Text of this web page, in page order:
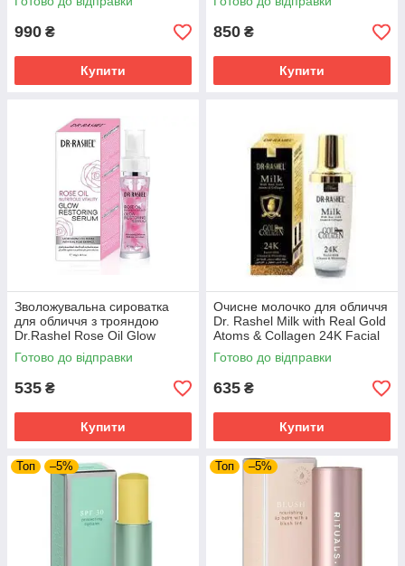
990 ₴
Купити
850 ₴
Купити
Зволожувальна сироватка
для обличчя з трояндою
Dr.Rashel Rose Oil Glow
Restoring Serum 40 мл
Готово до відправки
535 ₴
Купити
Очисне молочко для обличчя
Dr. Rashel Milk with Real Gold
Atoms & Collagen 24K Facial
Milk Cleaner & Whitening
Готово до відправки
635 ₴
Купити
Топ –5% Топ –5%